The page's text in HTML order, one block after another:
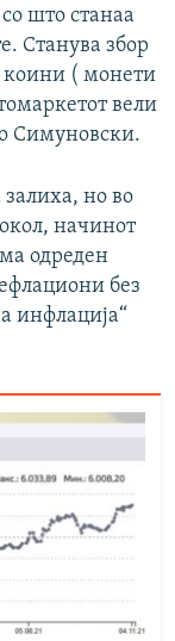
што станаа
Станува збор
коини ( монети
вели
Симуновски.
залиха, но во
начинот
одреден
без
инфлација“